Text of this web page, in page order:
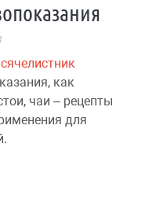
как
чаи – рецепты
для